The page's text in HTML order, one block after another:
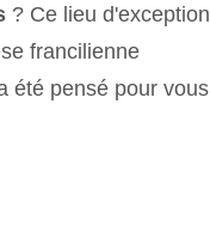
? Ce lieu d'exception
francilienne
été pensé pour vous